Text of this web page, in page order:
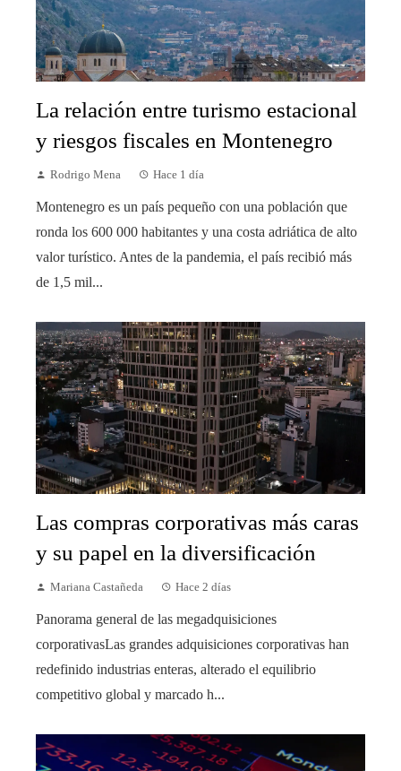
La relación entre turismo estacional
y riesgos fiscales en Montenegro
Rodrigo Mena Hace 1 día
Montenegro es un país pequeño con una población que
ronda los 600 000 habitantes y una costa adriática de alto
valor turístico. Antes de la pandemia, el país recibió más
de 1,5 mil...
Las compras corporativas más caras
y su papel en la diversificación
Mariana Castañeda Hace 2 días
Panorama general de las megadquisiciones
corporativasLas grandes adquisiciones corporativas han
redefinido industrias enteras, alterado el equilibrio
competitivo global y marcado h...